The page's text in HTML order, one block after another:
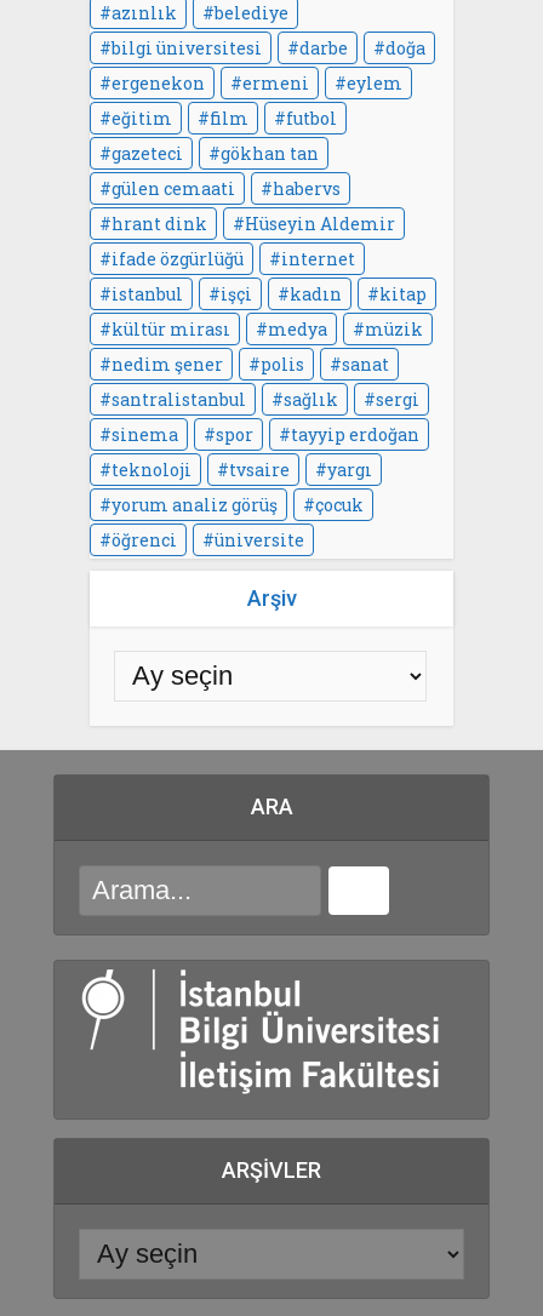
azınlık
belediye
bilgi üniversitesi
darbe
doğa
ergenekon
ermeni
eylem
eğitim
film
futbol
gazeteci
gökhan tan
gülen cemaati
habervs
hrant dink
Hüseyin Aldemir
ifade özgürlüğü
internet
istanbul
işçi kadın
kitap
kültür mirası
medya
müzik
nedim şener
polis
sanat
santralistanbul
sağlık
sergi
sinema
spor
tayyip erdoğan
teknoloji
tvsaire
yargı
yorum analiz görüş
çocuk
öğrenci
üniversite
Arşiv
ARA
ARŞIVLER